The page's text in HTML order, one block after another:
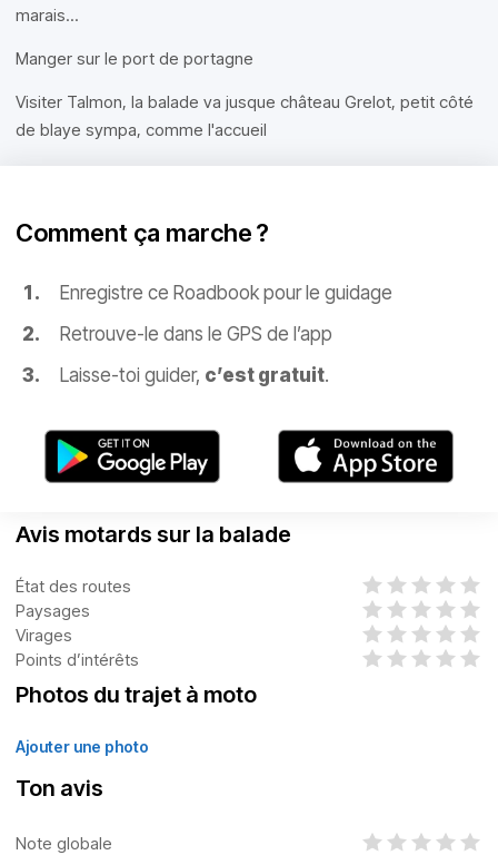
marais...
Manger sur le port de portagne
Visiter Talmon, la balade va jusque château Grelot, petit côté
de blaye sympa, comme l'accueil
Comment ça marche ?
Enregistre ce Roadbook pour le guidage
Retrouve-le dans le GPS de l’app
Laisse-toi guider, c’est gratuit.
Avis motards sur la balade
État des routes
Paysages
Virages
Points d’intérêts
Photos du trajet à moto
Ajouter une photo
Ton avis
Note globale